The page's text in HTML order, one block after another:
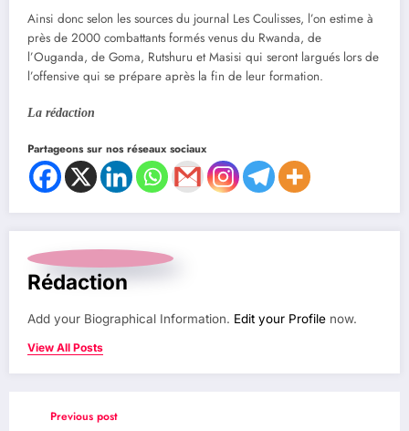
Ainsi donc selon les sources du journal Les Coulisses, l’on estime à
près de 2000 combattants formés venus du Rwanda, de
l’Ouganda, de Goma, Rutshuru et Masisi qui seront largués lors de
l’offensive qui se prépare après la fin de leur formation.
La rédaction
Partageons sur nos réseaux sociaux
Rédaction
Add your Biographical Information. Edit your Profile now.
View All Posts
Previous post